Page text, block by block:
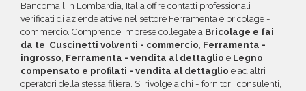
questa opzione.
Bancomail in Lombardia, Italia offre contatti professionali
verificati di aziende attive nel settore Ferramenta e bricolage -
commercio. Comprende imprese collegate a Bricolage e fai
da te, Cuscinetti volventi - commercio, Ferramenta -
ingrosso, Ferramenta - vendita al dettaglio e Legno
compensato e profilati - vendita al dettaglio e ad altri
operatori della stessa filiera. Si rivolge a chi - fornitori, consulenti,